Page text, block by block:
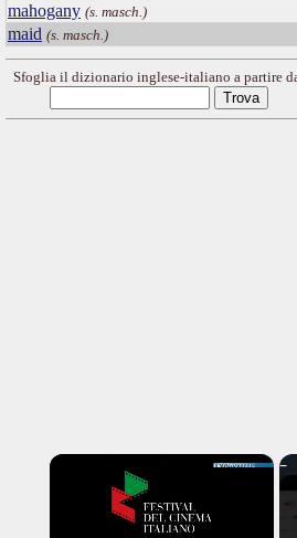
mahogany (s. masch.)
maid (s. masch.)
Sfoglia il dizionario inglese-italiano a partire
×